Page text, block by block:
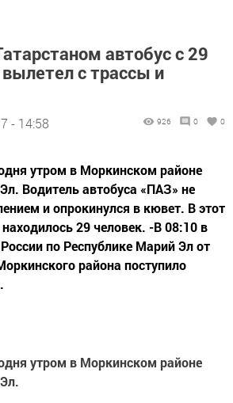
автобус с 29
с трассы и
- 14:58 926 0 0
утром в Моркинском районе
Водитель автобуса «ПАЗ» не
и опрокинулся в кювет. В этот
29 человек. -В 08:10 в
по Республике Марий Эл от
района поступило
утром в Моркинском районе